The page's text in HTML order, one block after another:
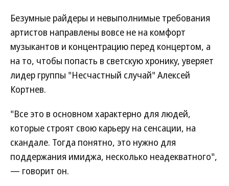
Безумные райдеры и невыполнимые требования
артистов направлены вовсе не на комфорт
музыкантов и концентрацию перед концертом, а
на то, чтобы попасть в светскую хронику, уверяет
лидер группы "Несчастный случай" Алексей
Кортнев.
"Все это в основном характерно для людей,
которые строят свою карьеру на сенсации, на
скандале. Тогда понятно, это нужно для
поддержания имиджа, несколько неадекватного",
— говорит он.